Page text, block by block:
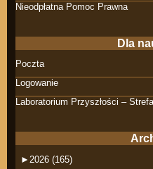
Nieodpłatna Pomoc Prawna
Dla
Poczta
Logowanie
Laboratorium Przyszłości –
► 2026 (165)